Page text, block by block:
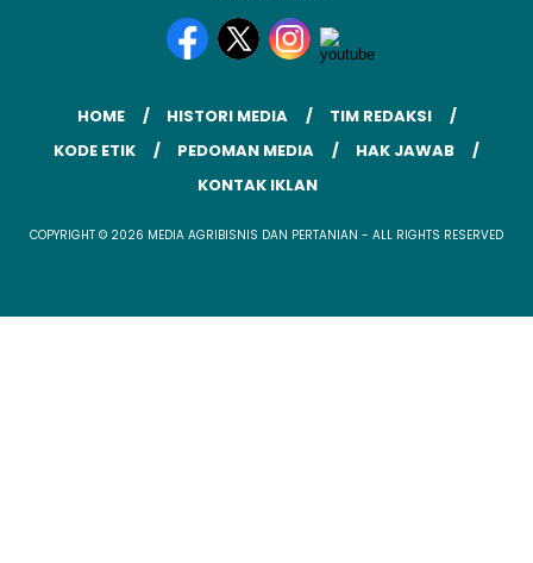
HOME HISTORI MEDIA
TIM REDAKSI
KODE ETIK
PEDOMAN MEDIA
HAK JAWAB
KONTAK IKLAN
COPYRIGHT © 2026 MEDIA AGRIBISNIS DAN PERTANIAN - ALL RIGHTS RESERVED